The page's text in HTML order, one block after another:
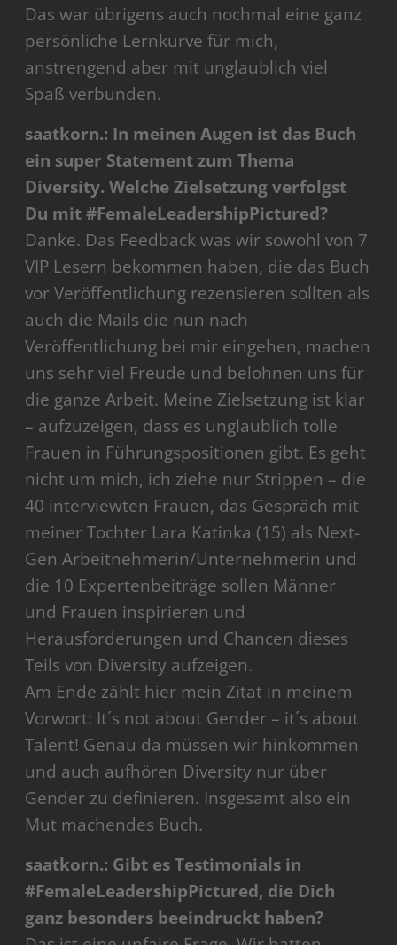
Das war übrigens auch nochmal eine ganz
persönliche Lernkurve für mich,
anstrengend aber mit unglaublich viel
Spaß verbunden.
saatkorn.: In meinen Augen ist das Buch
ein super Statement zum Thema
Diversity. Welche Zielsetzung verfolgst
Du mit #FemaleLeadershipPictured?
Danke. Das Feedback was wir sowohl von 7
VIP Lesern bekommen haben, die das Buch
vor Veröffentlichung rezensieren sollten als
auch die Mails die nun nach
Veröffentlichung bei mir eingehen, machen
uns sehr viel Freude und belohnen uns für
die ganze Arbeit. Meine Zielsetzung ist klar
– aufzuzeigen, dass es unglaublich tolle
Frauen in Führungspositionen gibt. Es geht
nicht um mich, ich ziehe nur Strippen – die
40 interviewten Frauen, das Gespräch mit
meiner Tochter Lara Katinka (15) als Next-
Gen Arbeitnehmerin/Unternehmerin und
die 10 Expertenbeiträge sollen Männer
und Frauen inspirieren und
Herausforderungen und Chancen dieses
Teils von Diversity aufzeigen.
Am Ende zählt hier mein Zitat in meinem
Vorwort: It´s not about Gender – it´s about
Talent! Genau da müssen wir hinkommen
und auch aufhören Diversity nur über
Gender zu definieren. Insgesamt also ein
Mut machendes Buch.
saatkorn.: Gibt es Testimonials in
#FemaleLeadershipPictured, die Dich
ganz besonders beeindruckt haben?